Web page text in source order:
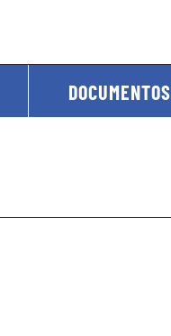
DOCUMENTOS